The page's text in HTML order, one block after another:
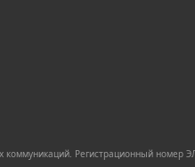
Регистрационный номер